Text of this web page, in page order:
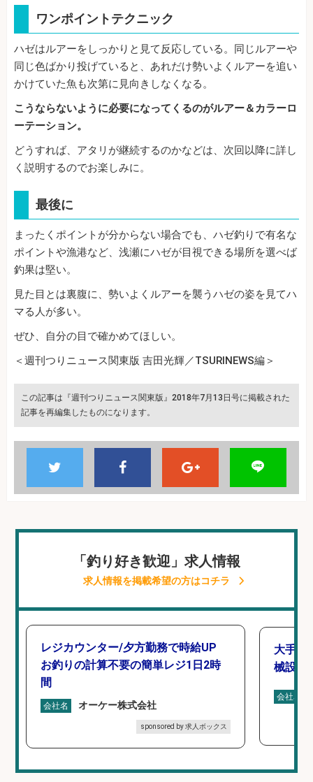
ワンポイントテクニック
ハゼはルアーをしっかりと見て反応している。同じルアーや
同じ色ばかり投げていると、あれだけ勢いよくルアーを追い
かけていた魚も次第に見向きしなくなる。
こうならないように必要になってくるのがルアー＆カラーロ
ーテーション。
どうすれば、アタリが継続するのかなどは、次回以降に詳し
く説明するのでお楽しみに。
最後に
まったくポイントが分からない場合でも、ハゼ釣りで有名な
ポイントや漁港など、浅瀬にハゼが目視できる場所を選べば
釣果は堅い。
見た目とは裏腹に、勢いよくルアーを襲うハゼの姿を見てハ
マる人が多い。
ぜひ、自分の目で確かめてほしい。
＜週刊つりニュース関東版 吉田光輝／TSURINEWS編＞
この記事は『週刊つりニュース関東版』2018年7月13日号に掲載された
記事を再編集したものになります。
「釣り好き歓迎」求人情報
求人情報を掲載希望の方はコチラ
レジカウンター/夕方勤務で時給UP
お釣りの計算不要の簡単レジ1日2時
間
会社名 オーケー株式会社
sponsored by 求人ボックス
大手釣
械設計
会社名